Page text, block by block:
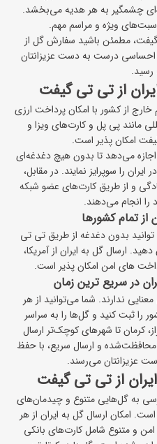
چشمگیر به هر هدیه می‌بخشد.
ویژه و مراسم مهم.
مطمئن باشید سفارش گل از
احساسی درست به دست عزیزانتان
از تی تی گیفت
خارج از کشور با امکان پرداخت ارزی
مانند پی‌ پل و کارت‌های ویزا و
امکان پذیر است.
اجازه می‌دهد تا بدون هیچ دغدغه‌ای
را سوپرایز نمایند. در مقابل،
و از طریق کارت‌های عضو شبکه
انجام می‌دهند.
از تمام کشورها
بدون دغدغه از طریق تی تی
ارسال گل به ایران از آمریکا،
های امن امکان پذیر است.
در سریع ترین زمان
ندارند. شما می‌توانید از هر
را ثبت کنید و گل‌ها را به سراسر
کرمان تا شهرهای کوچک‌تر ارسال
محافظت‌شده و ارسال سریع، با حفظ
عزیزانتان می‌رسند.
از تی ‌تی ‌گیفت
به گل‌هایی متنوع و چیدمان‌های
امکان ارسال گل به ایران از هر
و متنوع شامل کارت‌های بانکی